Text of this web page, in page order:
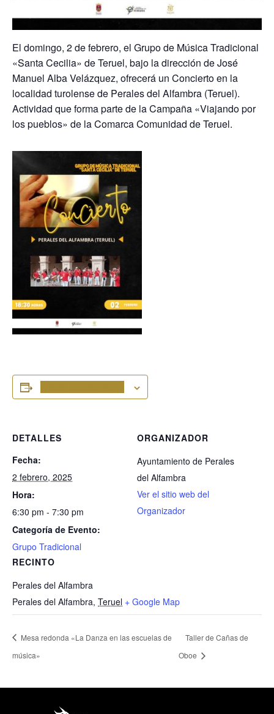
El domingo, 2 de febrero, el Grupo de Música Tradicional
«Santa Cecilia» de Teruel, bajo la dirección de José
Manuel Alba Velázquez, ofrecerá un Concierto en la
localidad turolense de Perales del Alfambra (Teruel).
Actividad que forma parte de la Campaña «Viajando por
los pueblos» de la Comarca Comunidad de Teruel.
DETALLES
Fecha:
2 febrero, 2025
Hora:
6:30 pm - 7:30 pm
Categoría de Evento:
Grupo Tradicional
RECINTO
Perales del Alfambra
Perales del Alfambra, Teruel + Google Map
ORGANIZADOR
Ayuntamiento de Perales
del Alfambra
Ver el sitio web del
Organizador
Mesa redonda «La Danza en las escuelas de
música»
Taller de Cañas de
Oboe